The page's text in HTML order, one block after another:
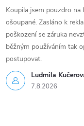
Ludmila
7.8.2026
Koupila jsem pouzdro
ošoupané. Zasláno k
poškození se záruka
běžným používáním tak
postupovat.